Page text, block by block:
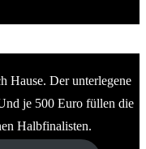
Hause. Der unterlegene
je 500 Euro füllen die
Halbfinalisten.